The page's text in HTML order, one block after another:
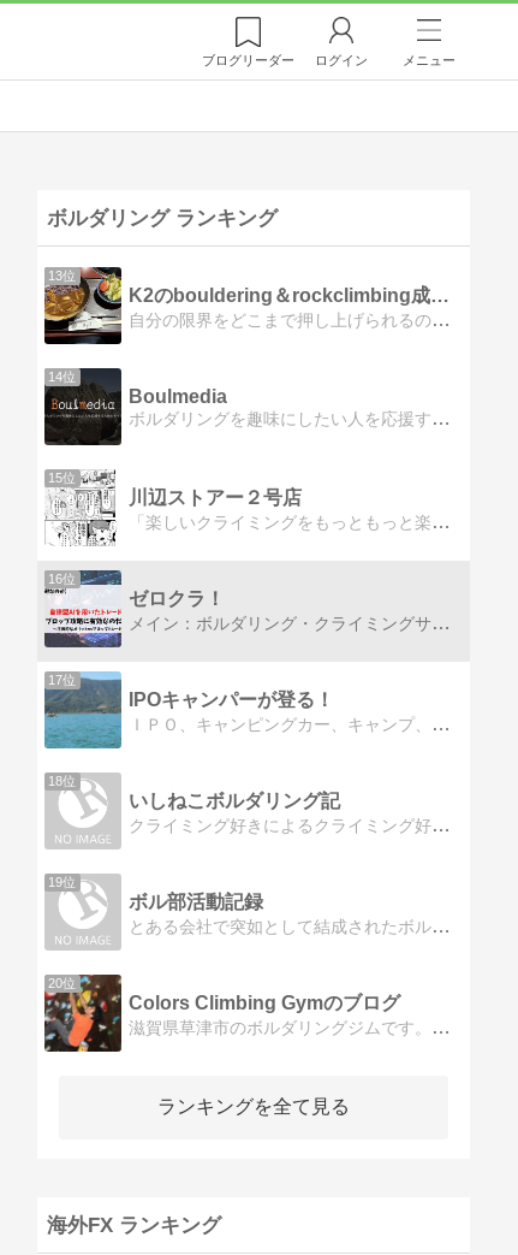
ブログリーダー ログイン メニュー
ボルダリング ランキング
13位
K2のbouldering＆rockclimbing成長記録
自分の限界をどこまで押し上げられるのかを記録して行きます！
14位
Boulmedia
ボルダリングを趣味にしたい人を応援するブログ！ボルダリングについての様々な情報を掲載しています。
15位
川辺ストアー２号店
「楽しいクライミングをもっともっと楽しく！」クライミングネタのマンガやTシャツを公開しています。
16位
ゼロクラ！
メイン：ボルダリング・クライミングサブ：FX・副業・投資などボルダリング人口を増やしていきたいという目的に沿って、ボルダリングをメインとしたブログです。加えてFXや副業、投資についても発信しています。
17位
IPOキャンパーが登る！
ＩＰＯ、キャンピングカー、キャンプ、車中泊、ボルダリングなど
18位
いしねこボルダリング記
クライミング好きによるクライミング好きのためのブログ。ようは雑記です。
19位
ボル部活動記録
とある会社で突如として結成されたボル部。にわかボルダラー達のあれやこれやを記録するブログ。時々飲みブログ。
20位
Colors Climbing Gymのブログ
滋賀県草津市のボルダリングジムです。ルートクライミング向けの長ものの課題も多数ご用意しています。未経験の方もお気軽にどうぞ
ランキングを全て見る
海外FX ランキング